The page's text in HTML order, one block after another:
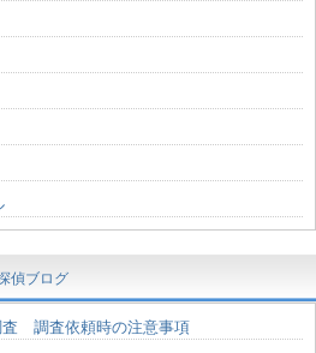
偵ブログ
調査依頼時の注意事項